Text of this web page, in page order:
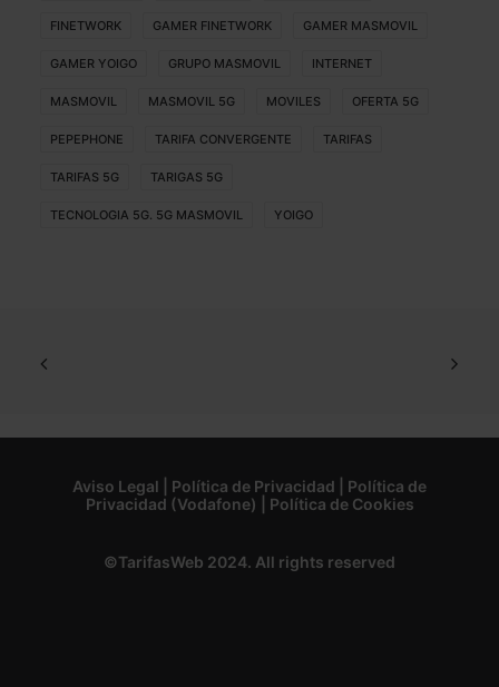
FINETWORK GAMER FINETWORK GAMER MASMOVIL
GAMER YOIGO GRUPO MASMOVIL INTERNET
MASMOVIL MASMOVIL 5G MOVILES OFERTA 5G
PEPEPHONE TARIFA CONVERGENTE TARIFAS
TARIFAS 5G TARIGAS 5G
TECNOLOGIA 5G. 5G MASMOVIL YOIGO
Aviso Legal Política de Privacidad
Política de
Privacidad (Vodafone)
Política de Cookies
©TarifasWeb 2024. All rights reserved